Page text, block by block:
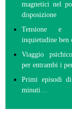
magnetici nel
disposizione
Tensione e
inquietudine ben
Viaggio
per entrambi i
Primi episodi
minuti…